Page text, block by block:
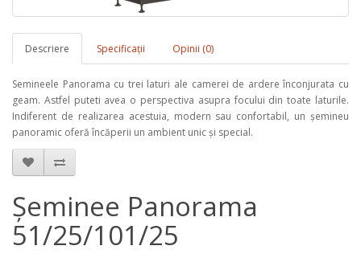
Descriere Specificaţii Opinii (0)
Semineele Panorama cu trei laturi ale camerei de ardere înconjurata cu
geam. Astfel puteti avea o perspectiva asupra focului din toate laturile.
Indiferent de realizarea acestuia, modern sau confortabil, un şemineu
panoramic oferă încăperii un ambient unic şi special.
Șeminee Panorama
51/25/101/25